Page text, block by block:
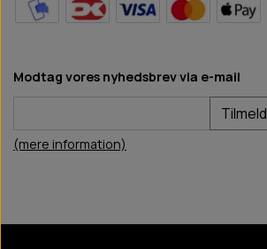
Modtag vores nyhedsbrev via e-mail
Tilmeld
(mere information)